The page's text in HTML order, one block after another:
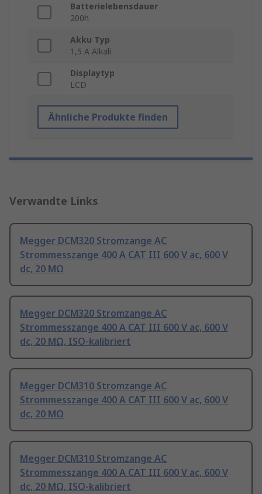
Batterielebensdauer
200h
Akku Typ
1,5 A Alkali
Displaytyp
LCD
Ähnliche Produkte finden
Verwandte Links
Megger DCM320 Stromzange AC
Strommesszange 400 A CAT III 600 V ac, 600 V
dc, 20 MΩ
Megger DCM320 Stromzange AC
Strommesszange 400 A CAT III 600 V ac, 600 V
dc, 20 MΩ, ISO-kalibriert
Megger DCM310 Stromzange AC
Strommesszange 400 A CAT III 600 V ac, 600 V
dc, 20 MΩ
Megger DCM310 Stromzange AC
Strommesszange 400 A CAT III 600 V ac, 600 V
dc, 20 MΩ, ISO-kalibriert